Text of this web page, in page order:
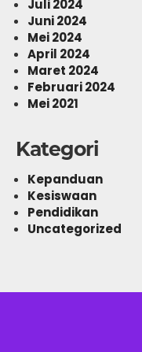
Juli 2024
Juni 2024
Mei 2024
April 2024
Maret 2024
Februari 2024
Mei 2021
Kategori
Kepanduan
Kesiswaan
Pendidikan
Uncategorized